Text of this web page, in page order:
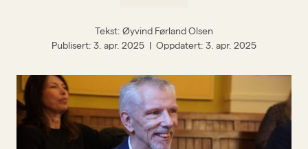
Siste nytt
Offisersbladet
KAFO
Tekst: Øyvind Førland Olsen
Publisert 3. apr. 2025 Oppdatert 3. apr. 2025